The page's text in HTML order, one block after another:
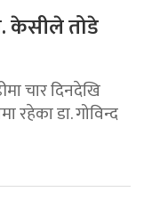
केसीले तोडे
चार दिनदेखि
डा. गोविन्द